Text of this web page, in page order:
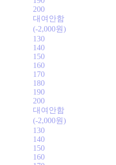
200
대여안함
(-2,000원)
130
140
150
160
170
180
190
200
대여안함
(-2,000원)
130
140
150
160